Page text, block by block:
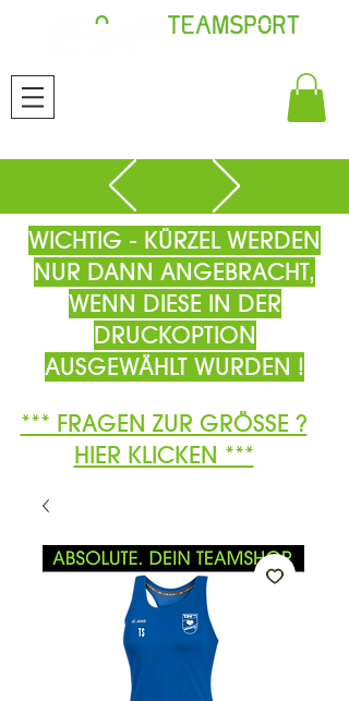
WICHTIG - KÜRZEL WERDEN
NUR DANN ANGEBRACHT,
WENN DIESE IN DER
DRUCKOPTION
AUSGEWÄHLT WURDEN !
*** FRAGEN ZUR GRÖSSE ?
HIER KLICKEN ***